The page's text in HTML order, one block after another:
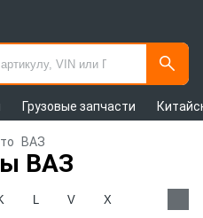
Грузовые запчасти
ВАЗ
ВАЗ
L V X